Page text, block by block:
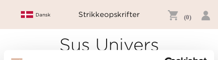
Dansk Strikkeopskrifter (0)
Sus Univers